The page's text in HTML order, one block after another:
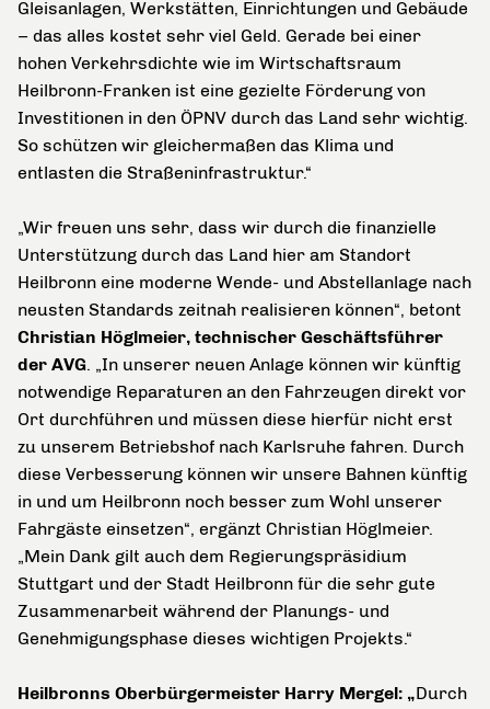
Gleisanlagen, Werkstätten, Einrichtungen und Gebäude
– das alles kostet sehr viel Geld. Gerade bei einer
hohen Verkehrsdichte wie im Wirtschaftsraum
Heilbronn-Franken ist eine gezielte Förderung von
Investitionen in den ÖPNV durch das Land sehr wichtig.
So schützen wir gleichermaßen das Klima und
entlasten die Straßeninfrastruktur.“
„Wir freuen uns sehr, dass wir durch die finanzielle
Unterstützung durch das Land hier am Standort
Heilbronn eine moderne Wende- und Abstellanlage nach
neusten Standards zeitnah realisieren können“, betont
Christian Höglmeier, technischer Geschäftsführer
der AVG. „In unserer neuen Anlage können wir künftig
notwendige Reparaturen an den Fahrzeugen direkt vor
Ort durchführen und müssen diese hierfür nicht erst
zu unserem Betriebshof nach Karlsruhe fahren. Durch
diese Verbesserung können wir unsere Bahnen künftig
in und um Heilbronn noch besser zum Wohl unserer
Fahrgäste einsetzen“, ergänzt Christian Höglmeier.
„Mein Dank gilt auch dem Regierungspräsidium
Stuttgart und der Stadt Heilbronn für die sehr gute
Zusammenarbeit während der Planungs- und
Genehmigungsphase dieses wichtigen Projekts.“
Heilbronns Oberbürgermeister Harry Mergel: „Durch